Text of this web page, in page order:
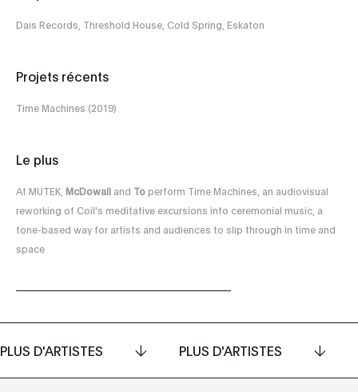
Dais Records, Threshold House, Cold Spring, Eskaton
Projets récents
Time Machines (2019)
Le plus
At MUTEK, McDowall and To perform Time Machines, an audiovisual
reworking of Coil's meditative excursions into ceremonial music, a
tone-based way for artists and audiences to slip through in time and
space
PLUS D'ARTISTES PLUS D'ARTISTES